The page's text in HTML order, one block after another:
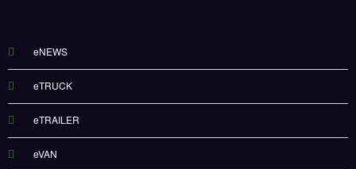
eNEWS
eTRUCK
eTRAILER
eVAN